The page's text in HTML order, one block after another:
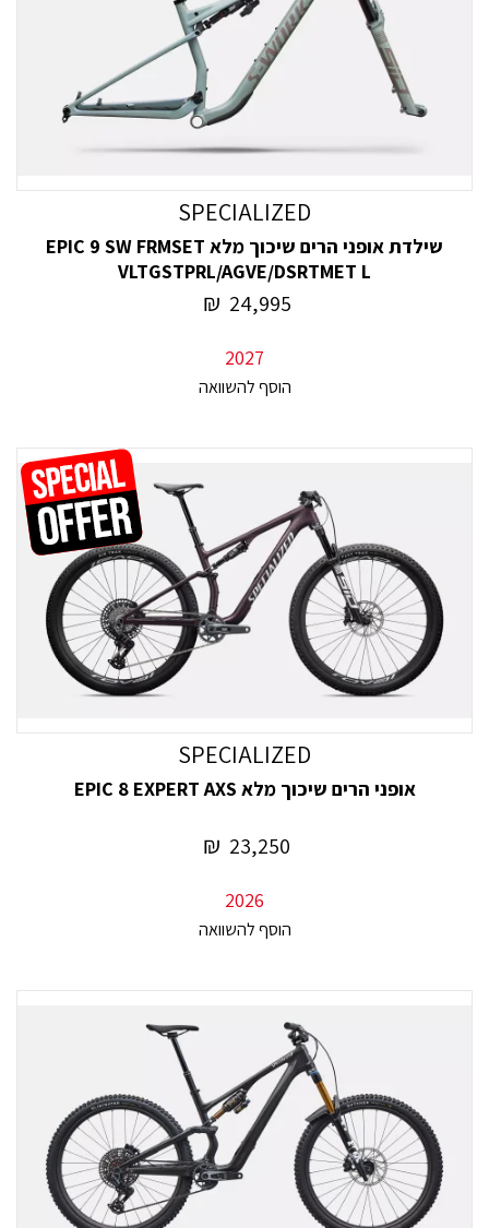
SPECIALIZED
שילדת אופני הרים שיכוך מלא EPIC 9 SW FRMSET
VLTGSTPRL/AGVE/DSRTMET L
24,995
₪
2027
הוסף להשוואה
SPECIALIZED
אופני הרים שיכוך מלא EPIC 8 EXPERT AXS
23,250
₪
2026